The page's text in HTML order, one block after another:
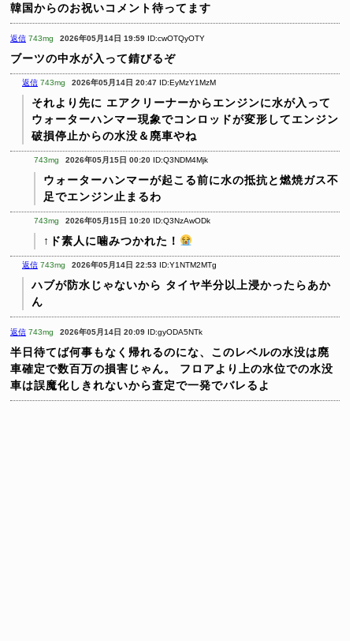
韓国からのお祝いコメント待ってます
返信 743mg 2026年05月14日 19:59 ID:cwOTQyOTY
ブーツの中水が入って錆びるぞ
返信 743mg 2026年05月14日 20:47 ID:EyMzY1MzM
それより先に エアクリーナーからエンジンに水が入って
ウォーターハンマー現象でコンロッドが変形してエンジン
破損停止からの水没＆廃車やね
743mg 2026年05月15日 00:20 ID:Q3NDM4Mjk
ウォーターハンマーが起こる前に水の抵抗と燃焼ガス不
足でエンジン止まるわ
743mg 2026年05月15日 10:20 ID:Q3NzAwODk
↑ド素人に噛みつかれた！
返信 743mg 2026年05月14日 22:53 ID:Y1NTM2MTg
ハブが防水じゃないから タイヤ半分以上浸かったらあか
ん
返信 743mg 2026年05月14日 20:09 ID:gyODA5NTk
半日待てば何事もなく帰れるのにな、このレベルの水没は廃
車確定で数百万の損害じゃん。
フロアより上の水位での水没
車は誤魔化しきれないから査定で一発でバレるよ